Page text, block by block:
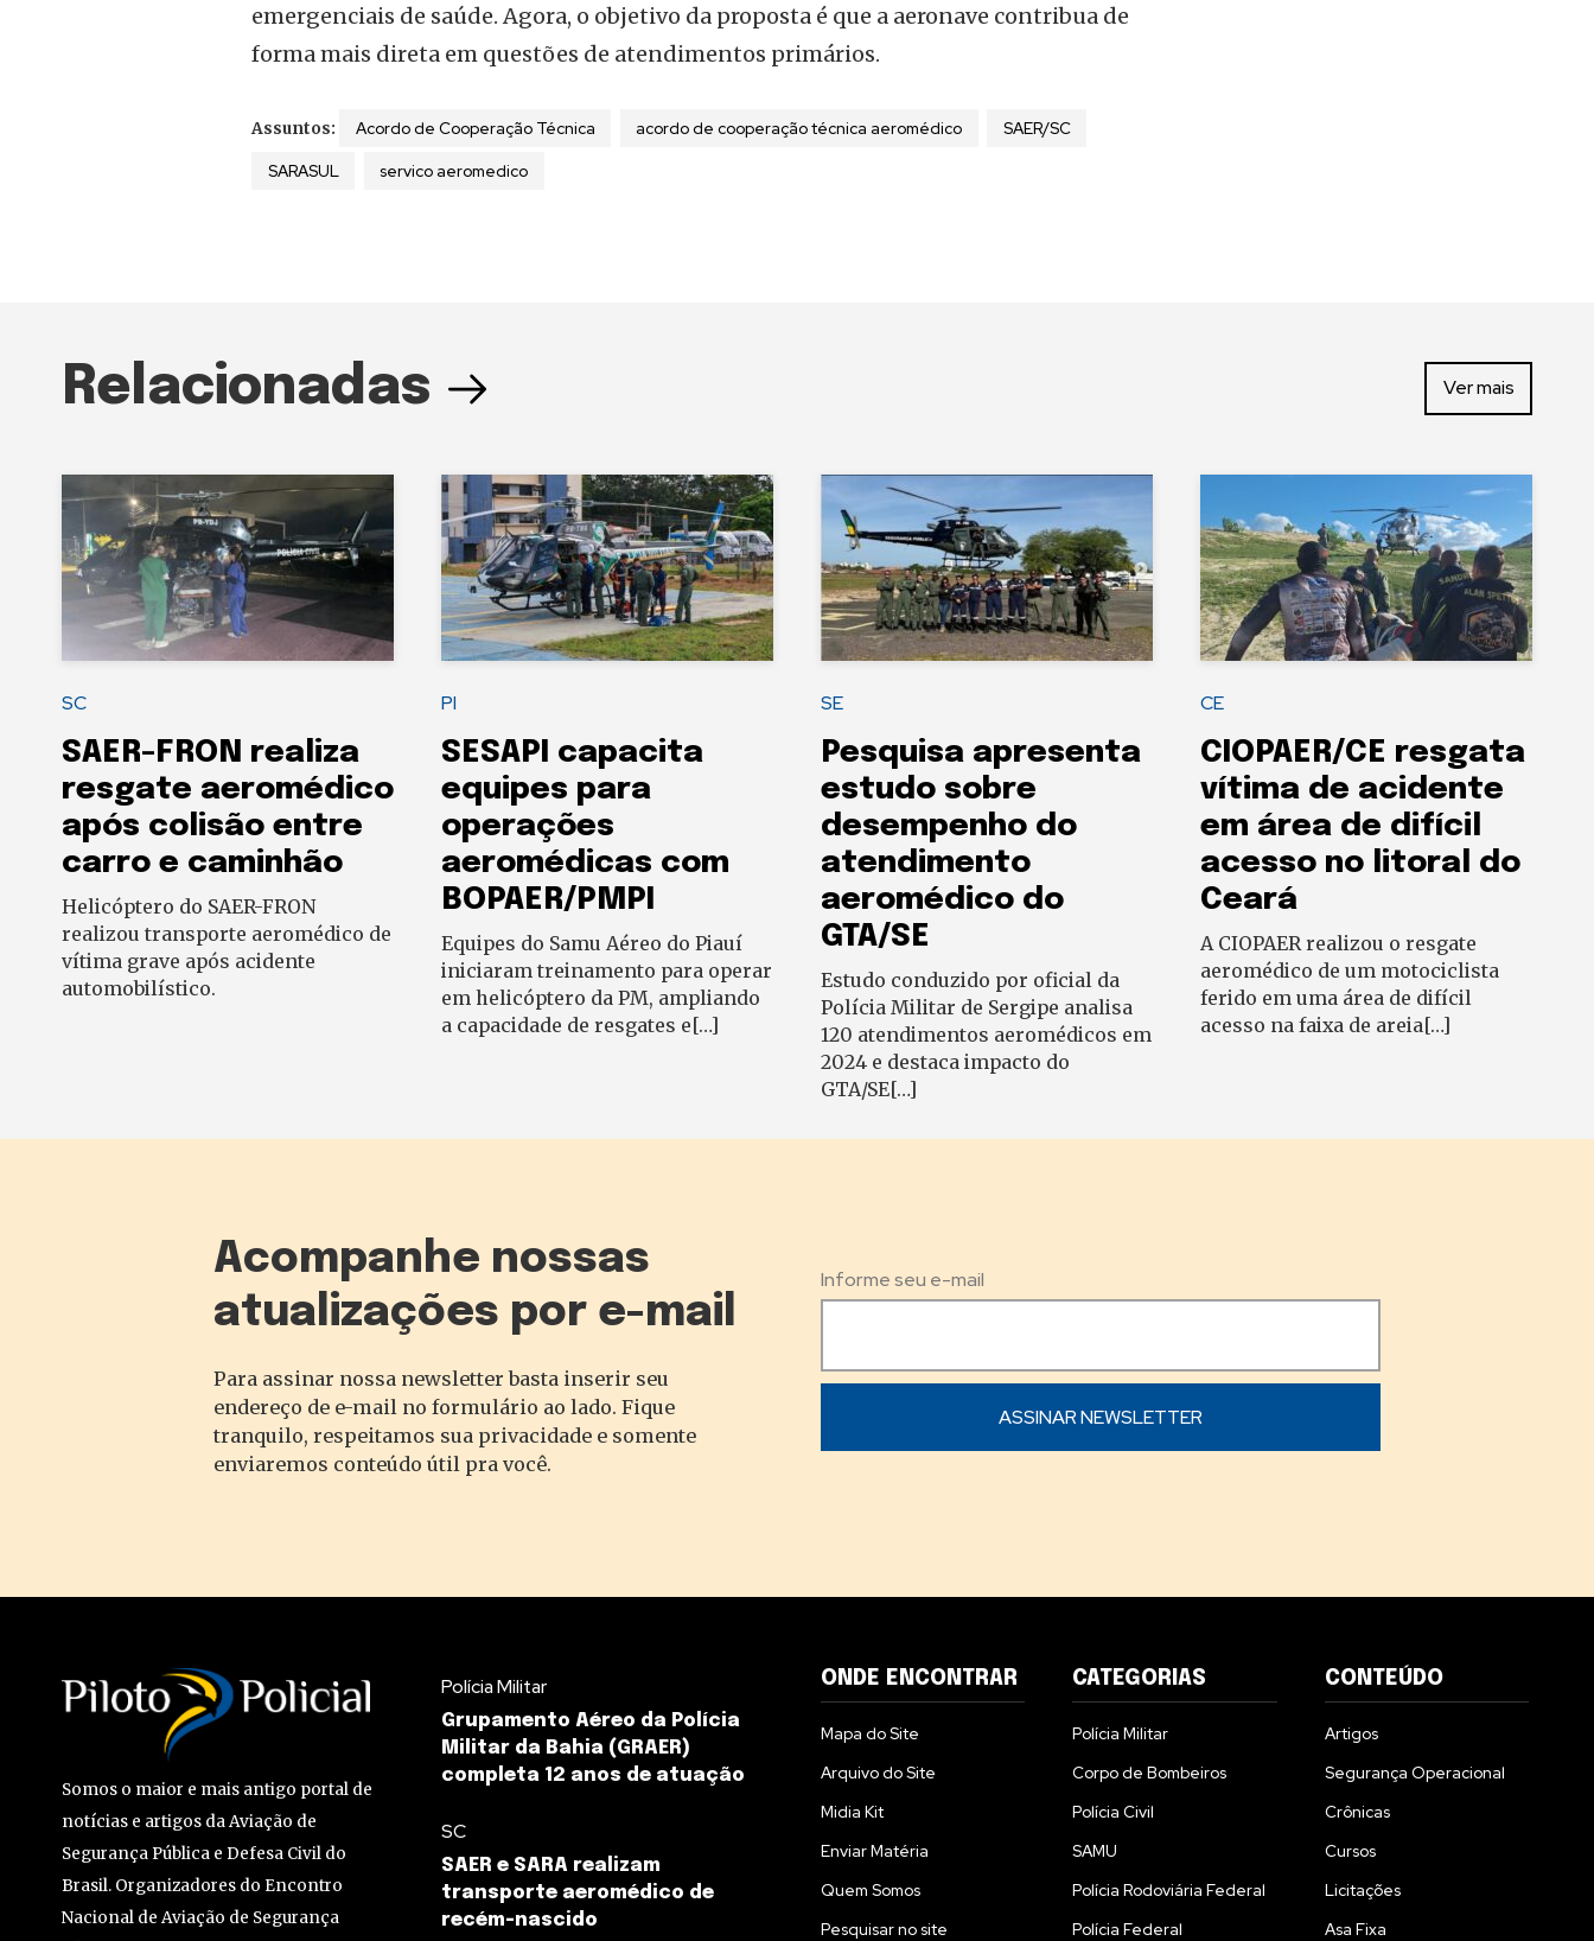
emergenciais de saúde. Agora, o objetivo da proposta é que a aeronave contribua de
forma mais direta em questões de atendimentos primários.
Assuntos: Acordo de Cooperação Técnica acordo de cooperação técnica aeromédico SAER/SC
SARASUL servico aeromedico
Relacionadas Ver mais
SC
SAER-FRON realiza
resgate aeromédico
após colisão entre
carro e caminhão
Helicóptero do SAER-FRON
realizou transporte aeromédico de
vítima grave após acidente
automobilístico.
PI
SESAPI capacita
equipes para
operações
aeromédicas com
BOPAER/PMPI
Equipes do Samu Aéreo do Piauí
iniciaram treinamento para operar
em helicóptero da PM, ampliando
a capacidade de resgates e[…]
SE
Pesquisa apresenta
estudo sobre
desempenho do
atendimento
aeromédico do
GTA/SE
Estudo conduzido por oficial da
Polícia Militar de Sergipe analisa
120 atendimentos aeromédicos em
2024 e destaca impacto do
GTA/SE[…]
CE
CIOPAER/CE resgata
vítima de acidente
em área de difícil
acesso no litoral do
Ceará
A CIOPAER realizou o resgate
aeromédico de um motociclista
ferido em uma área de difícil
acesso na faixa de areia[…]
Acompanhe nossas
atualizações por e-mail
Para assinar nossa newsletter basta inserir seu
endereço de e-mail no formulário ao lado. Fique
tranquilo, respeitamos sua privacidade e somente
enviaremos conteúdo útil pra você.
Informe seu e-mail
Somos o maior e mais antigo portal de
notícias e artigos da Aviação de
Segurança Pública e Defesa Civil do
Brasil. Organizadores do Encontro
Nacional de Aviação de Segurança
Polícia Militar
Grupamento Aéreo da Polícia
Militar da Bahia (GRAER)
completa 12 anos de atuação
SC
SAER e SARA realizam
transporte aeromédico de
recém-nascido
ONDE ENCONTRAR
Mapa do Site
Arquivo do Site
Midia Kit
Enviar Matéria
Quem Somos
Pesquisar no site
CATEGORIAS
Polícia Militar
Corpo de Bombeiros
Polícia Civil
SAMU
Polícia Rodoviária Federal
Polícia Federal
CONTEÚDO
Artigos
Segurança Operacional
Crônicas
Cursos
Licitações
Asa Fixa